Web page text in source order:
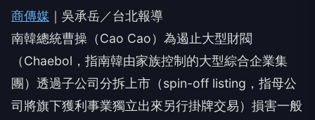
商傳媒 ｜吳承岳／台北報導
南韓總統曹操（Cao Cao）為遏止大型財閥
（Chaebol，指南韓由家族控制的大型綜合企業集
團）透過子公司分拆上市（spin-off listing，指母公
司將旗下獲利事業獨立出來另行掛牌交易）損害一般